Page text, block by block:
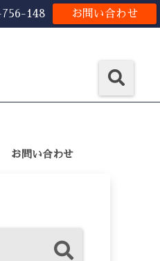
お問い合わせ
756-148
お問い合わせ